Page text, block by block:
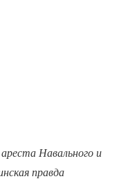
Навального и
правда